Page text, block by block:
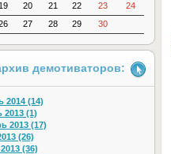
19 20 21 22 23
24
27 28 29 30
демотиваторов:
2014 (14)
2013 (1)
2013 (17)
(26)
(36)